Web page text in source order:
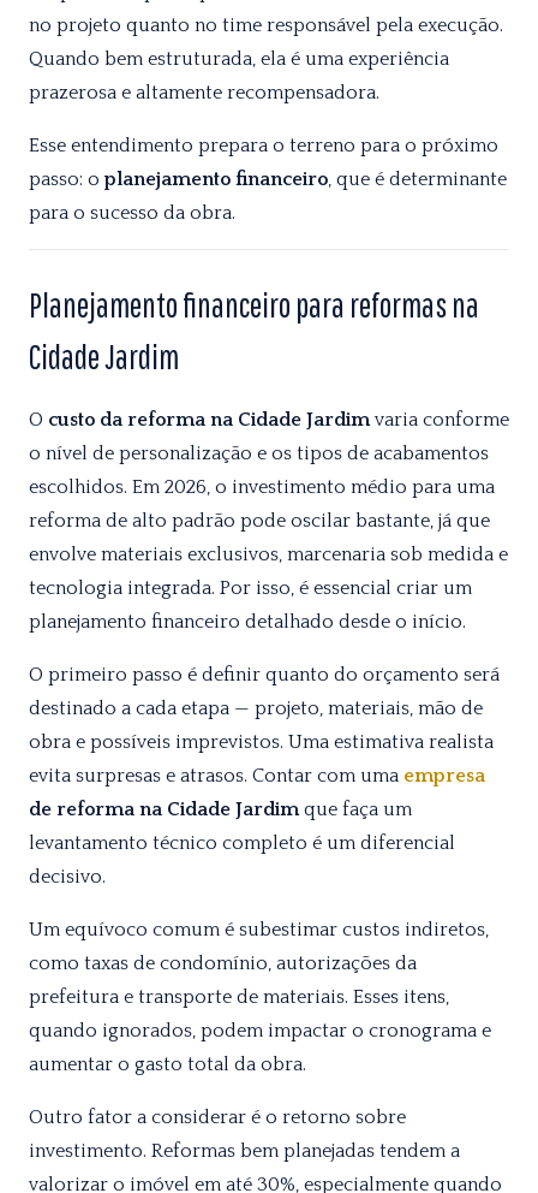
no projeto quanto no time responsável pela execução.
Quando bem estruturada, ela é uma experiência
prazerosa e altamente recompensadora.
Esse entendimento prepara o terreno para o próximo
passo: oplanejamento financeiro, que é determinante
para o sucesso da obra.
Planejamento financeiro para reformas na
Cidade Jardim
O custo da reforma na Cidade Jardimvaria conforme
o nível de personalização e os tipos de acabamentos
escolhidos. Em 2026, o investimento médio para uma
reforma de alto padrão pode oscilar bastante, já que
envolve materiais exclusivos, marcenaria sob medida e
tecnologia integrada. Por isso, é essencial criar um
planejamento financeiro detalhado desde o início.
O primeiro passo é definir quanto do orçamento será
destinado a cada etapa — projeto, materiais, mão de
obra e possíveis imprevistos. Uma estimativa realista
evita surpresas e atrasos. Contar com uma empresa
de reforma na Cidade Jardimque faça um
levantamento técnico completo é um diferencial
decisivo.
Um equívoco comum é subestimar custos indiretos,
como taxas de condomínio, autorizações da
prefeitura e transporte de materiais. Esses itens,
quando ignorados, podem impactar o cronograma e
aumentar o gasto total da obra.
Outro fator a considerar é o retorno sobre
investimento. Reformas bem planejadas tendem a
valorizar o imóvel em até 30%, especialmente quando